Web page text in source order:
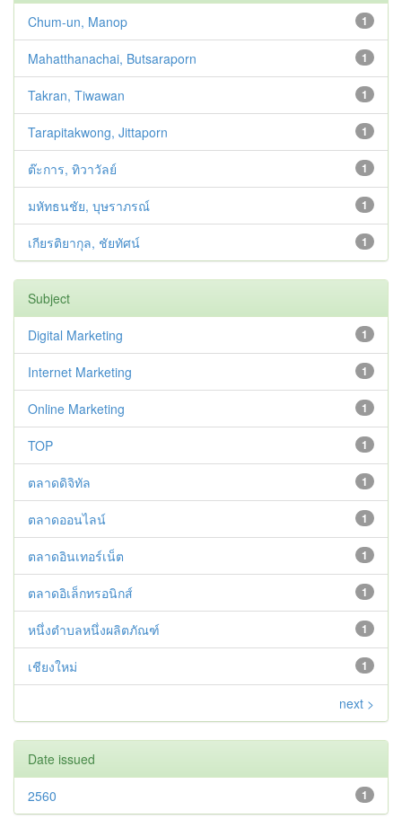
1
Chum-un, Manop
1
Mahatthanachai, Butsaraporn
1
Takran, Tiwawan
1
Tarapitakwong, Jittaporn
1
ต๊ะการ, ทิวาวัลย์
1
มหัทธนชัย, บุษราภรณ์
1
เกียรติยากุล, ชัยทัศน์
Subject
1
Digital Marketing
1
Internet Marketing
1
Online Marketing
1
TOP
1
ตลาดดิจิทัล
1
ตลาดออนไลน์
1
ตลาดอินเทอร์เน็ต
1
ตลาดอิเล็กทรอนิกส์
1
หนึ่งตำบลหนึ่งผลิตภัณฑ์
1
เชียงใหม่
next >
Date issued
1
2560